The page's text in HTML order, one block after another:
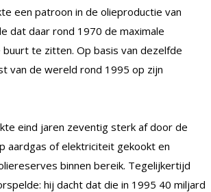
een patroon in de olieproductie van
dat daar rond 1970 de maximale
te zitten. Op basis van dezelfde
van de wereld rond 1995 op zijn
eind jaren zeventig sterk af door de
aardgas of elektriciteit gekookt en
binnen bereik. Tegelijkertijd
hij dacht dat die in 1995 40 miljard